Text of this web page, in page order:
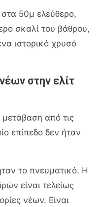
50μ ελεύθερο,
σκαλί του βάθρου,
ιστορικό χρυσό
στην ελίτ
μετάβαση από τις
επίπεδο δεν ήταν
το πνευματικό. Η
είναι τελείως
νέων. Είναι